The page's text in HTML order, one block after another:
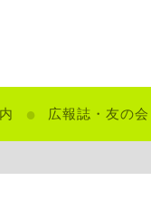
● 広報誌・友の会